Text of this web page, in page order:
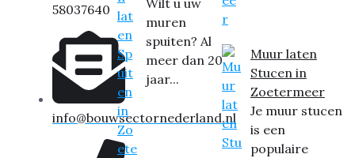
58037640
info@bouwsectornederland.nl
muren
spuiten? Al
meer dan 20
jaar...
Muur laten
Stucen in
Zoetermeer
Je muur stucen
is een
populaire